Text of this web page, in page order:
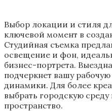
Выбор локации и стиля
ключевой момент в
Студийная съемка
освещение и фон,
бизнес-портрета.
подчеркнет вашу
динамики. Для более
выбрать городскую
пространство.